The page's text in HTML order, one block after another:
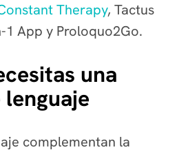
Therapy, Tactus
1 App y Proloquo2Go.
una
complementan la